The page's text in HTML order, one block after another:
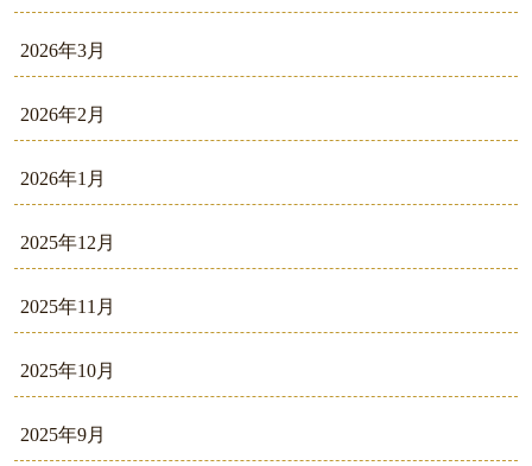
2026年3月
2026年2月
2026年1月
2025年12月
2025年11月
2025年10月
2025年9月